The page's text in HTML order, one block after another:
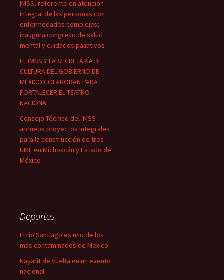
IMSS, referente en atención
integral de las personas con
enfermedades complejas;
inaugura congreso de salud
mental y cuidados paliativos
EL IMSS Y LA SECRETARÍA DE
CULTURA DEL GOBIERNO DE
MÉXICO COLABORAN PARA
FORTALECER EL TEATRO
NACIONAL
Consejo Técnico del IMSS
aprueba proyectos integrales
para la construcción de tres
UMF en Michoacán y Estado de
México
Deportes
El río Santiago es uno de los
más contaminados de México
Nayarit de vuelta en un evento
nacional